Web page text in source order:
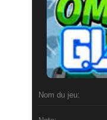
Nom du jeu: